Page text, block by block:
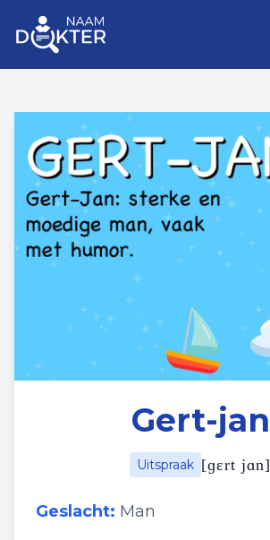
Gert-jan
Uitspraak [ɡɛrt jɑn]
Geslacht: Man